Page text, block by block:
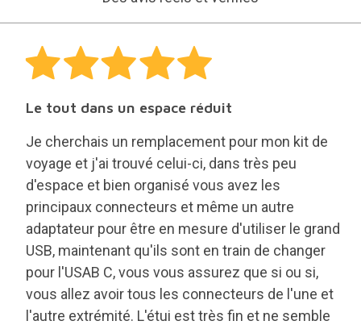
Je cherchais un remplacement pour mon kit de
voyage et j'ai trouvé celui-ci, dans très peu
d'espace et bien organisé vous avez les
principaux connecteurs et même un autre
adaptateur pour être en mesure d'utiliser le grand
USB, maintenant qu'ils sont en train de changer
pour l'USAB C, vous vous assurez que si ou si,
vous allez avoir tous les connecteurs de l'une et
l'autre extrémité. L'étui est très fin et ne semble
pas très solide, mais les ajustements de